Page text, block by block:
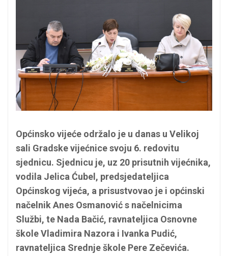
Općinsko vijeće održalo je u danas u Velikoj
sali Gradske vijećnice svoju 6. redovitu
sjednicu. Sjednicu je, uz 20 prisutnih vijećnika,
vodila Jelica Ćubel, predsjedateljica
Općinskog vijeća, a prisustvovao je i općinski
načelnik Anes Osmanović s načelnicima
Službi, te Nada Bačić, ravnateljica Osnovne
škole Vladimira Nazora i Ivanka Pudić,
ravnateljica Srednje škole Pere Zečevića.